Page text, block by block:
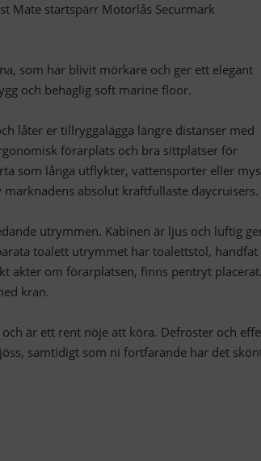
Mate startspärr Motorlås Securmark
som har blivit mörkare och ger ett elegant
och behaglig soft marine floor.
låter er tillryggalägga längre distanser med
förarplats och bra sittplatser för
som långa utflykter, vattensporter eller
absolut kraftfullaste daycruisers.
utrymmen. Kabinen är ljus och luftig
toalett utrymmet har toalettstol, handfat
akter om förarplatsen, finns pentryt
kran.
är ett rent nöje att köra. Defroster och
samtidigt som ni fortfarande har det